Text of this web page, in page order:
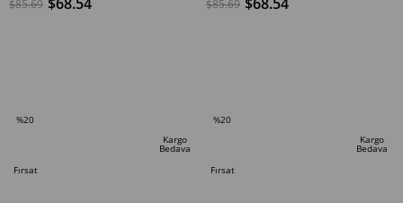
$85.69
%20
Kargo
Bedava
Fırsat
$85.69
%20
Kargo
Bedava
Fırsat